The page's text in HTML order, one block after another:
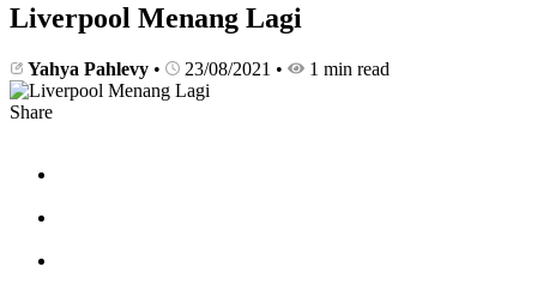
Liverpool Menang Lagi
Yahya Pahlevy • 23/08/2021 • 1 min read
Share